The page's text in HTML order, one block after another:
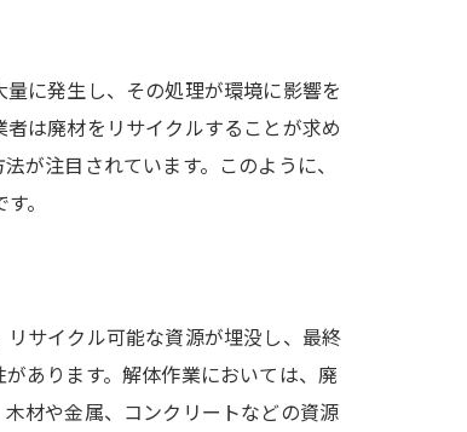
に発生し、その処理が環境に影響を
は廃材をリサイクルすることが求め
が注目されています。このように、
。
サイクル可能な資源が埋没し、最終
あります。解体作業においては、廃
材や金属、コンクリートなどの資源